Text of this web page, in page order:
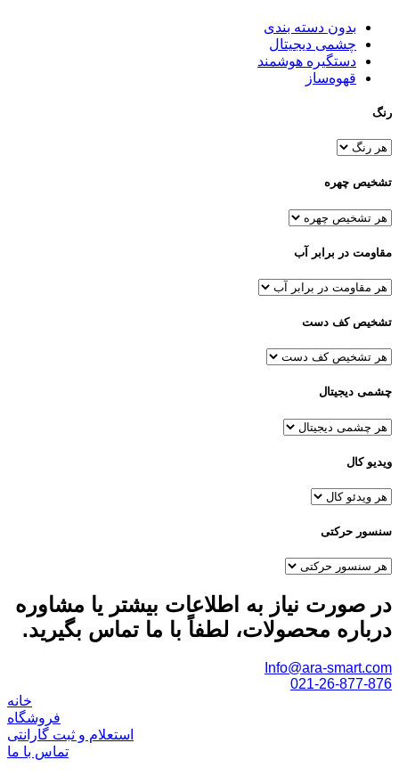
بدون دسته بندی
چشمی دیجیتال
دستگیره هوشمند
قهوه‌ساز
رنگ
تشخیص چهره
مقاومت در برابر آب
تشخیص کف دست
چشمی دیجیتال
ویدیو کال
سنسور حرکتی
در صورت نیاز به اطلاعات بیشتر یا مشاوره
درباره محصولات، لطفاً با ما تماس بگیرید.
Info@ara-smart.com
021-26-877-876
خانه
فروشگاه
استعلام و ثبت گارانتی
تماس با ما